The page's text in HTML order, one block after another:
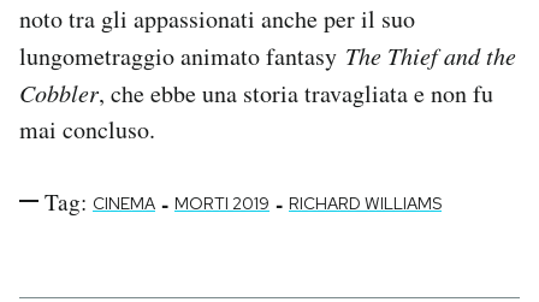
noto tra gli appassionati anche per il suo
lungometraggio animato fantasy The Thief and the
Cobbler, che ebbe una storia travagliata e non fu
mai concluso.
Tag: CINEMA - MORTI 2019 - RICHARD WILLIAMS